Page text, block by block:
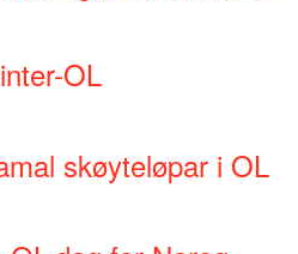
OL
skøyteløpar i OL